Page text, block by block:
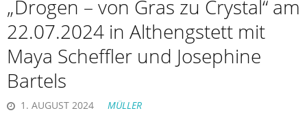
„Drogen – von Gras zu Crystal“ am
22.07.2024 in Althengstett mit
Maya Scheffler und Josephine
Bartels
1. AUGUST 2024 MÜLLER